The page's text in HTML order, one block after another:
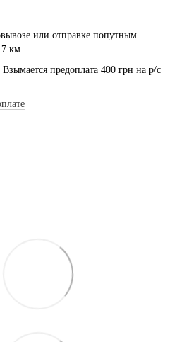
или отправке попутным
7 км
предоплата 400 грн на р/с